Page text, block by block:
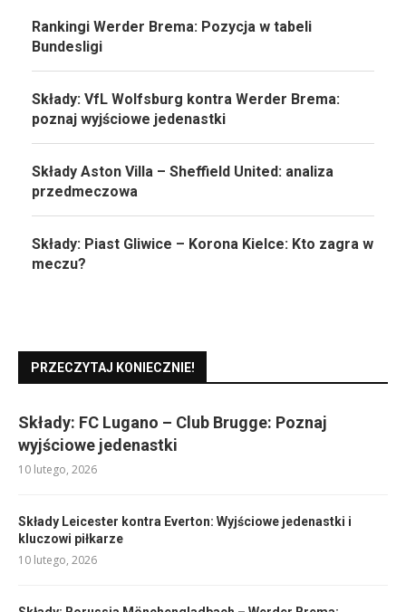
Rankingi Werder Brema: Pozycja w tabeli
Bundesligi
Składy: VfL Wolfsburg kontra Werder Brema:
poznaj wyjściowe jedenastki
Składy Aston Villa – Sheffield United: analiza
przedmeczowa
Składy: Piast Gliwice – Korona Kielce: Kto zagra w
meczu?
PRZECZYTAJ KONIECZNIE!
Składy: FC Lugano – Club Brugge: Poznaj
wyjściowe jedenastki
10 lutego, 2026
Składy Leicester kontra Everton: Wyjściowe jedenastki i
kluczowi piłkarze
10 lutego, 2026